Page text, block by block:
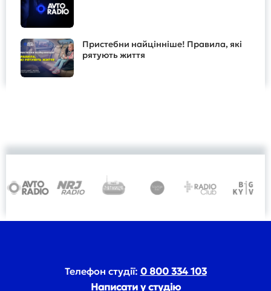
Пристебни найцінніше! Правила, які
рятують життя
Телефон студії: 0 800 334 103
Написати у студію